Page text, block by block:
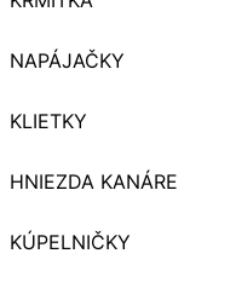
NAPÁJAČKY
KLIETKY
HNIEZDA KANÁRE
KÚPELNIČKY